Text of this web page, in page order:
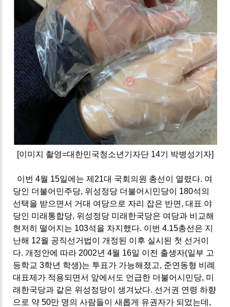
[이미지 촬영=대한민국청소년기자단 14기 박병성기자]
이번4월 15일에는 제 21대 국회의원 총선이 열렸다. 여
당인 더불어민주당, 위성정당 더불어시민당이 180석의
선택을 받으면서 거대 여당으로 자리 잡은 반면 ,대표 야
당인 미래통합당, 위성정당 미래한국당은 여당과 비교해
현저히 떨어지는 103석을 차지했다. 이번4.15총선은 지
난해 12월 공직선거법이 개정된 이후 실시된 첫 선거이
다.개정안에 따라 2002년4월 16일 이전 출생자(일부 고
등학교3학년 학생)는 투표가 가능해졌고, 준연동형 비례
대표제가 적용되면서 앞에서도 언급한 더불어시민당, 미
래한국당과 같은 위성정당이 생겨났다. 선거권 연령 하향
으로 약50만 명의 사람들이 새롭게 유권자가 되었는데 ,